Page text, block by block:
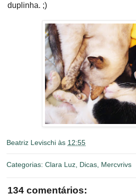
duplinha. ;)
Beatriz Levischi às 12:55
Categorias: Clara Luz Dicas Mercvrivs
134 comentários: